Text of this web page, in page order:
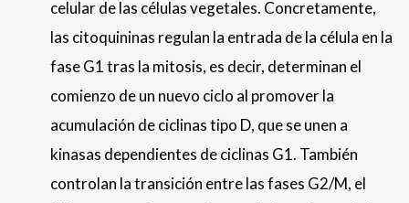
celular de las células vegetales. Concretamente,
las citoquininas regulan la entrada de la célula en la
fase G1 tras la mitosis, es decir, determinan el
comienzo de un nuevo ciclo al promover la
acumulación de ciclinas tipo D, que se unen a
kinasas dependientes de ciclinas G1. También
controlan la transición entre las fases G2/M, el